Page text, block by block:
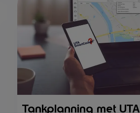
Tankplanning met UTA